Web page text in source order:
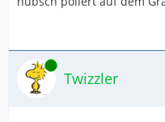
Online
Twizzler